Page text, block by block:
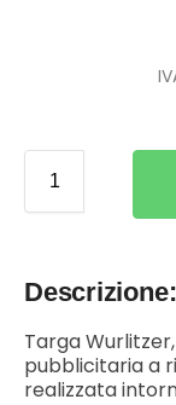
Descrizione:
Targa
pubblicitaria a
realizzata